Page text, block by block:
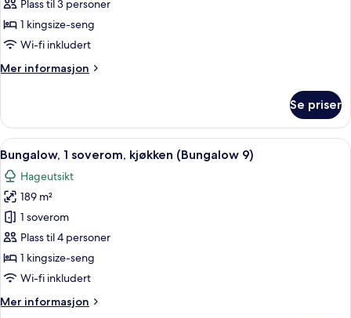
Inspired)
soverom,
terrasse
Deluxe)
Plass til 3 personer
1 kingsize-seng
Wi-fi inkludert
Mer informasjon
Mer
1
soverom,
terrasse
(Grand
Deluxe)
Se priser
Åpne
alle
bildene
av
Bungalow,
1
soverom,
kjøkken
9)
Bungalow, 1 soverom, kjøkken
14
Bungalow, 1 soverom, kjøkken (Bungalow 9)
Hageutsikt
189 m²
1 soverom
Plass til 4 personer
1 kingsize-seng
Wi-fi inkludert
Mer informasjon
Mer